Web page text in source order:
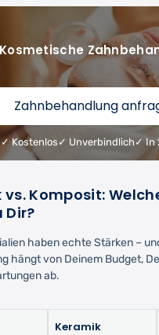
Kosmetische
Zahnbehandlung
✓ Kostenlos ✓ Unverbindlich ✓ In
vs. Komposit:
Dir?
haben echte Stärken –
hängt von Deinem Budget,
ab.
Keramik